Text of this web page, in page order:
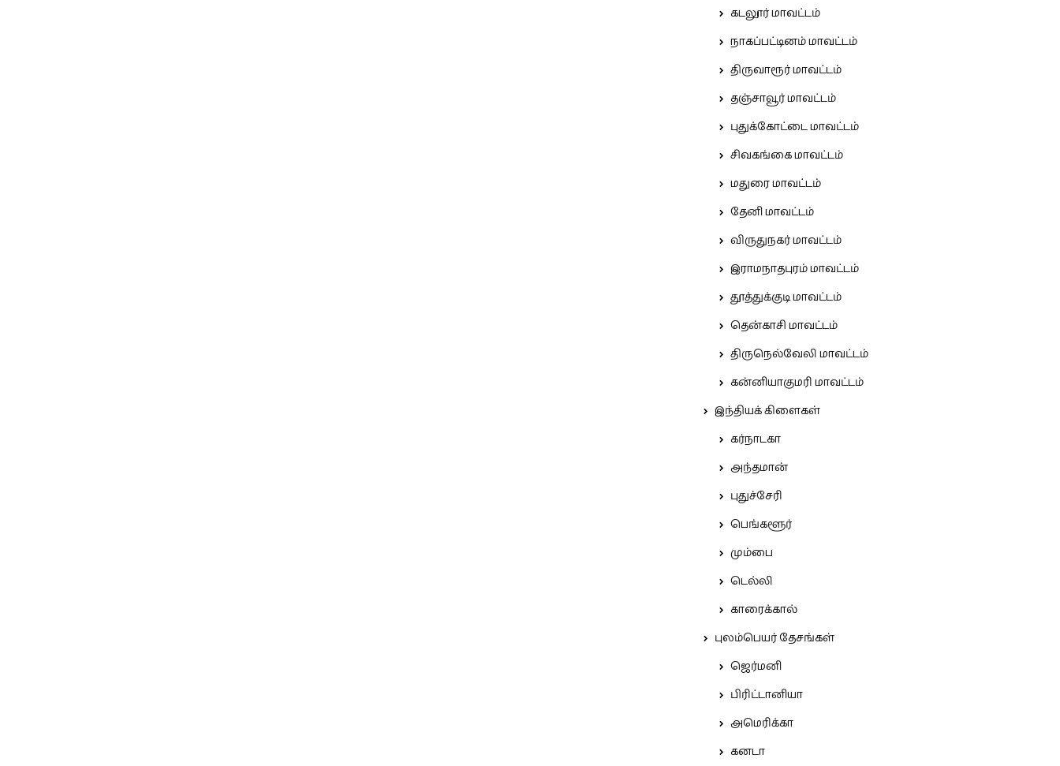
கடலூர் மாவட்டம்
நாகப்பட்டினம் மாவட்டம்
திருவாரூர் மாவட்டம்
தஞ்சாவூர் மாவட்டம்
புதுக்கோட்டை மாவட்டம்
சிவகங்கை மாவட்டம்
மதுரை மாவட்டம்
தேனி மாவட்டம்
விருதுநகர் மாவட்டம்
இராமநாதபுரம் மாவட்டம்
தூத்துக்குடி மாவட்டம்
தென்காசி மாவட்டம்
திருநெல்வேலி மாவட்டம்
கன்னியாகுமரி மாவட்டம்
இந்தியக் கிளைகள்
கர்நாடகா
அந்தமான்
புதுச்சேரி
பெங்களூர்
மும்பை
டெல்லி
காரைக்கால்
புலம்பெயர் தேசங்கள்
ஜெர்மனி
பிரிட்டானியா
அமெரிக்கா
கனடா